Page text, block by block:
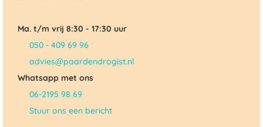
Ma. t/m vrij 8:30 - 17:30 uur
050 - 409 69 96
advies@paardendrogist.nl
Whatsapp met ons
06-2195 98 69
Stuur ons een bericht